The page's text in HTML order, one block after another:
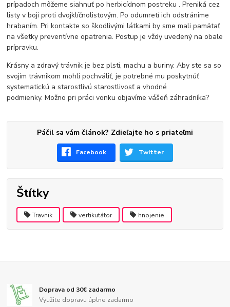
prípadoch môžeme siahnuť po herbicídnom postreku . Preniká cez
listy v boji proti dvojklíčnolistovým. Po odumretí ich odstránime
hrabaním. Pri kontakte so škodlivými látkami by sme mali pamätať
na všetky preventívne opatrenia. Postup je vždy uvedený na obale
prípravku.
Krásny a zdravý trávnik je bez plsti, machu a buriny. Aby ste sa so
svojim trávnikom mohli pochváliť, je potrebné mu poskytnúť
systematickú a starostlivú starostlivosť a vhodné
podmienky. Možno pri práci vonku objavíme vášeň záhradníka?
Páčil sa vám článok? Zdieľajte ho s priateľmi
Facebook Twitter
Štítky
Travnik vertikutátor hnojenie
Doprava od 30€ zadarmo
Využite dopravu úplne zadarmo